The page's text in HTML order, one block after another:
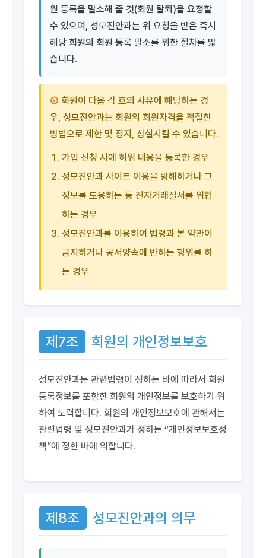
원 등록을 말소해 줄 것(회원 탈퇴)을 요청할
수 있으며, 성모진안과는 위 요청을 받은 즉시
해당 회원의 회원 등록 말소를 위한 절차를 밟
습니다.
② 회원이 다음 각 호의 사유에 해당하는 경
우, 성모진안과는 회원의 회원자격을 적절한
방법으로 제한 및 정지, 상실시킬 수 있습니다.
가입 신청 시에 허위 내용을 등록한 경우
성모진안과 사이트 이용을 방해하거나 그
정보를 도용하는 등 전자거래질서를 위협
하는 경우
성모진안과를 이용하여 법령과 본 약관이
금지하거나 공서양속에 반하는 행위를 하
는 경우
제7조 회원의 개인정보보호
성모진안과는 관련법령이 정하는 바에 따라서 회원
등록정보를 포함한 회원의 개인정보를 보호하기 위
하여 노력합니다. 회원의 개인정보보호에 관해서는
관련법령 및 성모진안과가 정하는 “개인정보보호정
책”에 정한 바에 의합니다.
제8조 성모진안과의 의무